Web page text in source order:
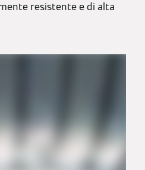
resistente e di alta